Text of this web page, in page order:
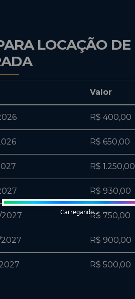
LOCAÇÃO DE
Valor
R$ 400,00
R$ 650,00
R$ 1.250,00
R$ 930,00
R$ 750,00
R$ 900,00
R$ 500,00
Carregando...